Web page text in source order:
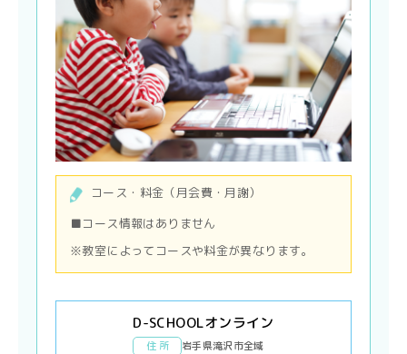
コース・料金（月会費・月謝）
■コース情報はありません
※教室によってコースや料金が異なります。
D-SCHOOLオンライン
住 所 岩手県滝沢市全域